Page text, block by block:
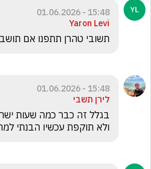
15:48 - 01.06.2026
Yaron Levi
תשובי טהרן תתפנו אם
15:48 - 01.06.2026
לירן תשבי
ולא תוקפת עכשיו הבנתי